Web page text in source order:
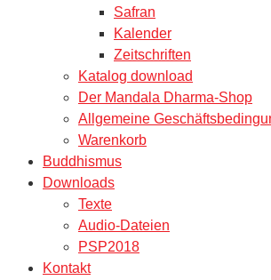
Safran
Kalender
Zeitschriften
Katalog download
Der Mandala Dharma-Shop
Allgemeine
Warenkorb
Buddhismus
Downloads
Texte
Audio-Dateien
PSP2018
Kontakt